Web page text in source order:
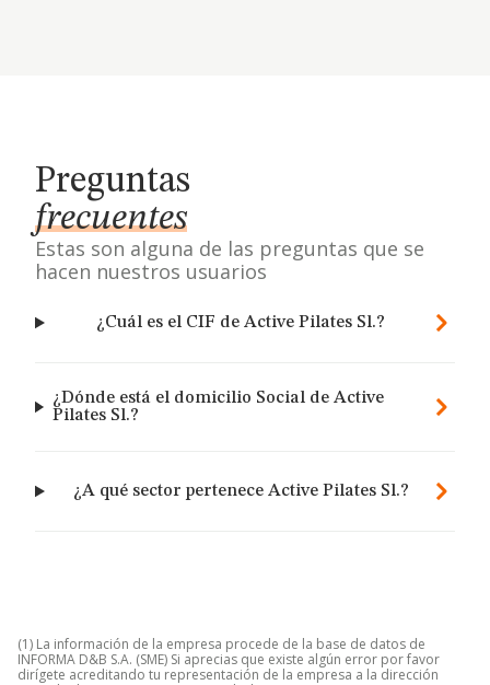
Preguntas
frecuentes
Estas son alguna de las preguntas que se
hacen nuestros usuarios
¿Cuál es el CIF de Active Pilates Sl.?
¿Dónde está el domicilio Social de Active
Pilates Sl.?
¿A qué sector pertenece Active Pilates Sl.?
(1) La información de la empresa procede de la base de datos de
INFORMA D&B S.A. (SME) Si aprecias que existe algún error por favor
dirígete acreditando tu representación de la empresa a la dirección